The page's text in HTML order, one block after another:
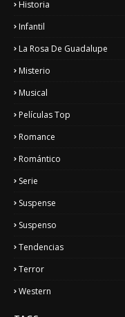
Historia
Infantil
La Rosa De Guadalupe
Misterio
Musical
Películas Top
Romance
Romántico
Serie
Suspense
Suspenso
Tendencias
Terror
Western